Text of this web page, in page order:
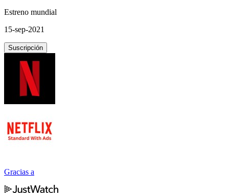
Estreno mundial
15-sep-2021
Suscripción
Gracias a